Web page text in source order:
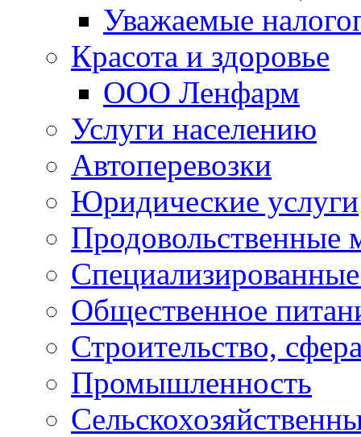
Уважаемые
Красота и здоровье
ООО Ленфарм
Услуги населению
Автоперевозки
Юридические услуги
Продовольственные
Общественное
Строительство,
Промышленность